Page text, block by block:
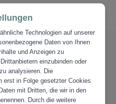
Technologien auf unserer
Daten von Ihnen
und Anzeigen zu
einzubinden oder
analysieren. Die
erst in Folge gesetzter Cookies
mit Dritten, die wir in den
Durch die weitere